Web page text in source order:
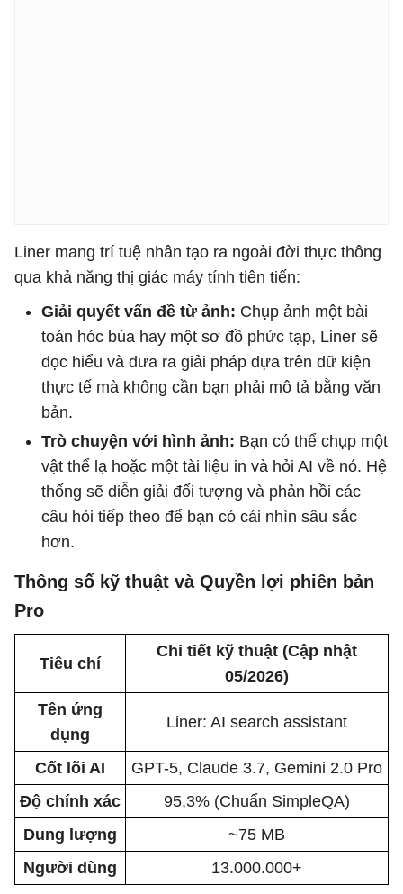
Liner mang trí tuệ nhân tạo ra ngoài đời thực thông
qua khả năng thị giác máy tính tiên tiến:
Giải quyết vấn đề từ ảnh: Chụp ảnh một bài
toán hóc búa hay một sơ đồ phức tạp, Liner sẽ
đọc hiểu và đưa ra giải pháp dựa trên dữ kiện
thực tế mà không cần bạn phải mô tả bằng văn
bản.
Trò chuyện với hình ảnh: Bạn có thể chụp một
vật thể lạ hoặc một tài liệu in và hỏi AI về nó. Hệ
thống sẽ diễn giải đối tượng và phản hồi các
câu hỏi tiếp theo để bạn có cái nhìn sâu sắc
hơn.
Thông số kỹ thuật và Quyền lợi phiên bản
Pro
Tiêu chí
Chi tiết kỹ thuật (Cập nhật
05/2026)
Tên ứng
dụng
Liner: AI search assistant
Cốt lõi AI
GPT-5, Claude 3.7, Gemini 2.0 Pro
Độ chính xác
95,3% (Chuẩn SimpleQA)
Dung lượng
~75 MB
Người dùng
13.000.000+